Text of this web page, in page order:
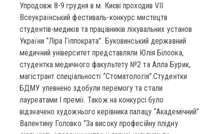
Упродовж 8-9 грудня в м. Києві проходив VII
Всеукраїнський фестиваль-конкурс мистецтв
студентів-медиків та працівників лікувальних установ
України “Ліра Гіппократа”. Буковинський державний
медичний університет представляли Юлія Білоока,
студентка медичного факультету №2 та Алла Бурик,
магістрант спеціальності “Стоматологія”.Студентки
БДМУ упевнено здобули перемогу та стали
лауреатами І премії. Також на конкурсі було
відзначено художнього керівника палацу “Академічний”
Валентину Головко “За високу професійну плідну